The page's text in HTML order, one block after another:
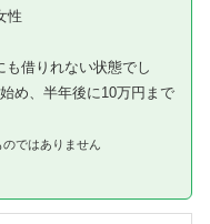
性
も借りれない状態でし
め、半年後に10万円まで
ではありません